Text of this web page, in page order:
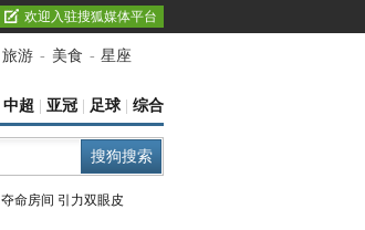
欢迎入驻搜狐媒体平台
旅游 - 美食 - 星座
中超 亚冠 足球 综合
夺命房间 引力双眼皮